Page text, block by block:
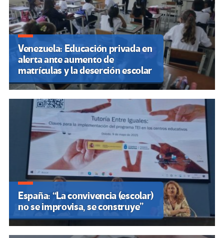
Venezuela: Educación privada en
alerta ante aumento de
matrículas y la deserción escolar
España: “La convivencia (escolar)
no se improvisa, se construye”